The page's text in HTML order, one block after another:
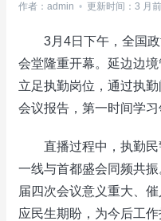
作者：admin • 更新时间：3 月前
3月4日下午，全国政
会堂隆重开幕。延边边
立足执勤岗位，通过执
会议报告，第一时间学习
直播过程中，执勤民
一线与首都盛会同频共
届四次会议意义重大、
应民生期盼，为今后工